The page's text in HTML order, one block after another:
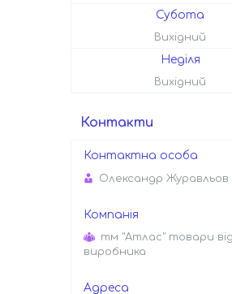
Субота
Вихідний
Неділя
Вихідний
Контакти
Олександр Журавльов
тм "Атлас" товари від
виробника